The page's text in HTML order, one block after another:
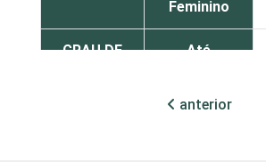
Feminino
GRAU DE
Até
Médio
anterior